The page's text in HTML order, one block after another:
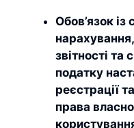
Обов’язок із
звітності та
податку
реєстрації
права